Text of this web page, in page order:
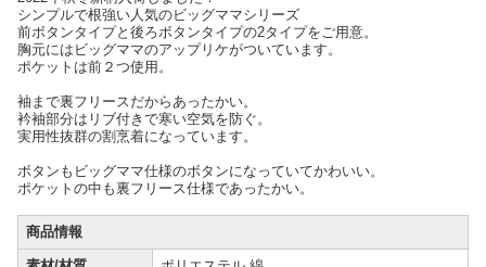
シンプルで根強い人気のビッグママシリーズ
前ボタンタイプと後ろボタンタイプの2タイプをご用意。
胸元にはビッグママのアップリケがついています。
ポケットは前２つ使用。
袖まで裏フリースだからあったかい。
衿袖部分はリブ付きで寒い空気を防ぐ。
実用性抜群の割烹着になっています。
ボタンもビッグママ仕様のボタンになっていてかわいい。
ポケットの中も裏フリース仕様であったかい。
商品情報